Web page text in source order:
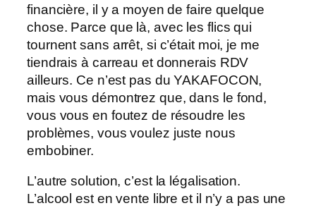
financière, il y a moyen de faire quelque
chose. Parce que là, avec les flics qui
tournent sans arrêt, si c’était moi, je me
tiendrais à carreau et donnerais RDV
ailleurs. Ce n’est pas du YAKAFOCON,
mais vous démontrez que, dans le fond,
vous vous en foutez de résoudre les
problèmes, vous voulez juste nous
embobiner.
L’autre solution, c’est la légalisation.
L’alcool est en vente libre et il n’y a pas une